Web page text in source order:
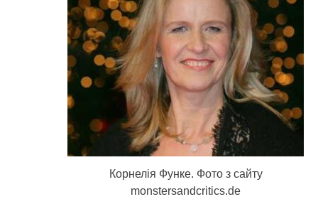
Корнелія Функе. Фото з сайту
monstersandcritics.de